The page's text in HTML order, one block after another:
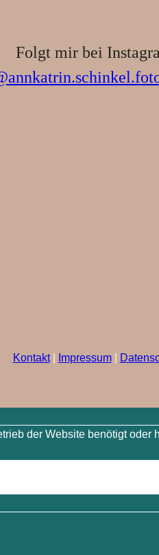
Folgt mir bei
Kontakt| Impressum|
der Website benötigt oder